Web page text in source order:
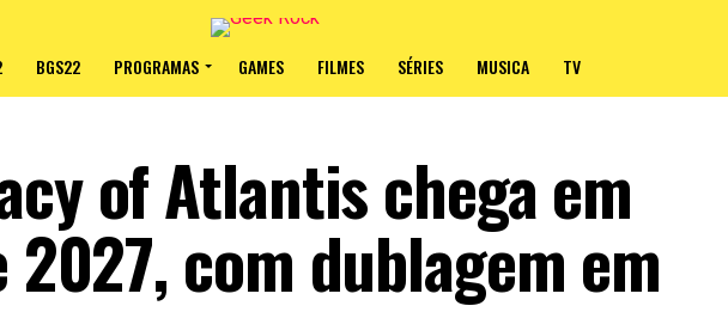
BGS22 PROGRAMAS GAMES FILMES SÉRIES MUSICA TV
of Atlantis chega em
com dublagem em